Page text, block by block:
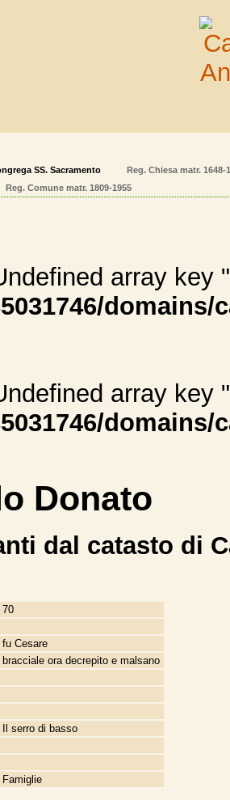
SS. Sacramento
Reg. Chiesa matr. 1648-
Reg. Comune matr. 1809-1955
array key
array key
Donato
dal catasto di
70
fu Cesare
bracciale ora decrepito e malsano
Il serro di basso
Famiglie